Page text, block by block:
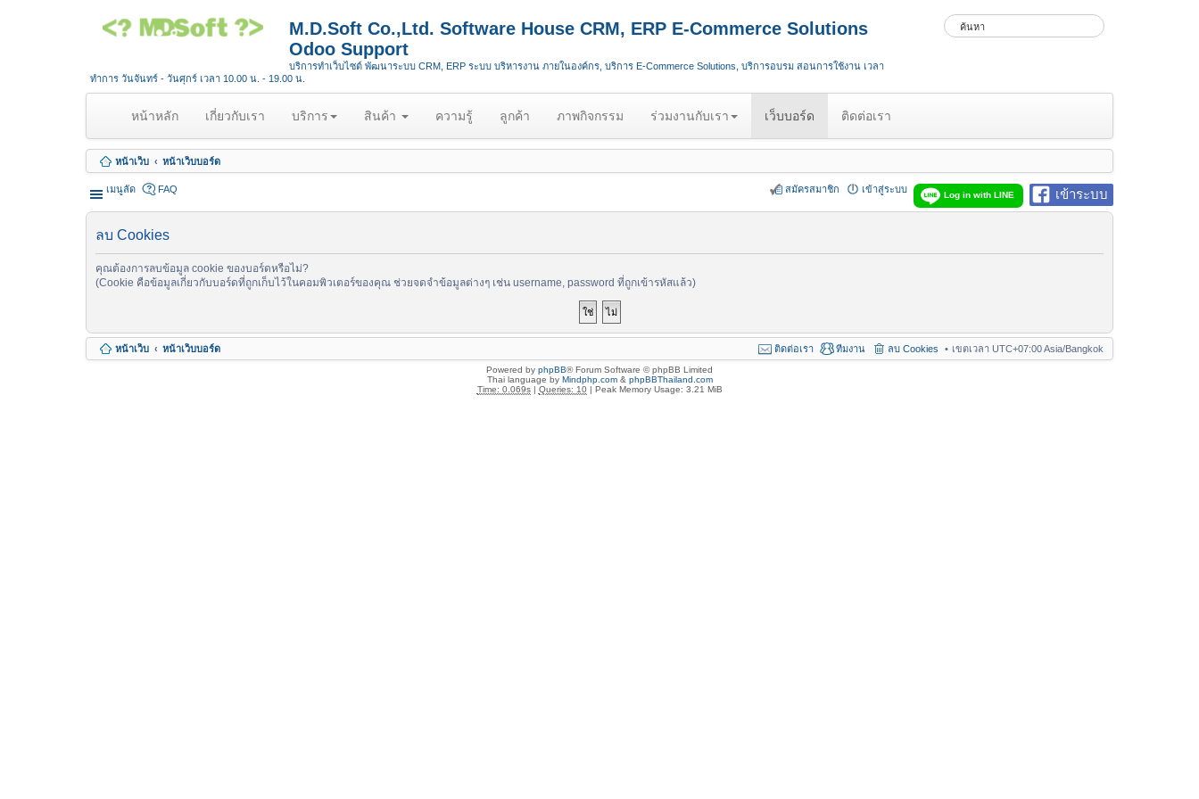
M.D.Soft Co.,Ltd. Software House CRM, ERP E-Commerce Solutions
Odoo Support
บริการทำเว็บไซต์ พัฒนาระบบ CRM, ERP ระบบ บริหารงาน ภายในองค์กร, บริการ E-Commerce Solutions, บริการอบรม สอนการใช้งาน เวลา
ทำการ วันจันทร์ - วันศุกร์ เวลา 10.00 น. - 19.00 น.
หน้าหลัก(
u
r
)
เกี่ยวกับเรา บริการ สินค้า ความรู้ ลูกค้า ภาพกิจกรรม ร่วมงานกับเรา เว็บบอร์ด ติดต่อเรา
หน้าเว็บ หน้าเว็บบอร์ด
เมนูลัด เข้าระบบ
Log in with LINE
FAQ เข้าสู่ระบบ
สมัครสมาชิก
ลบ Cookies
คุณต้องการลบข้อมูล cookie ของบอร์ดหรือไม่?
(Cookie คือข้อมูลเกี่ยวกับบอร์ดที่ถูกเก็บไว้ในคอมพิวเตอร์ของคุณ ช่วยจดจำข้อมูลต่างๆ เช่น username, password ที่ถูกเข้ารหัสแล้ว)
หน้าเว็บ หน้าเว็บบอร์ด เขตเวลา UTC+07:00 Asia/Bangkok
ลบ Cookies
ทีมงาน
ติดต่อเรา
Powered by phpBB® Forum Software © phpBB Limited
Thai language by Mindphp.com& phpBBThailand.com
Time: 0.069s| Queries: 10| Peak Memory Usage: 3.21 MiB